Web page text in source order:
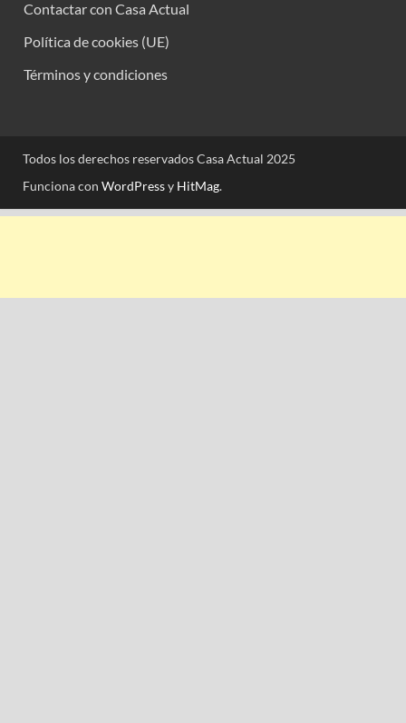
Contactar con Casa Actual
Política de cookies (UE)
Términos y condiciones
Todos los derechos reservados Casa Actual 2025
Funciona con WordPressy HitMag.